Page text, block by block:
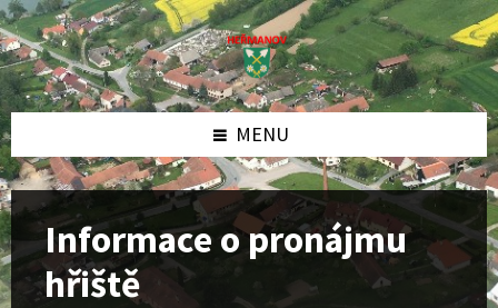
Skip
to
content
Skip
to
left
sidebar
Skip
to
footer
MENU
Informace o pronájmu
hřiště